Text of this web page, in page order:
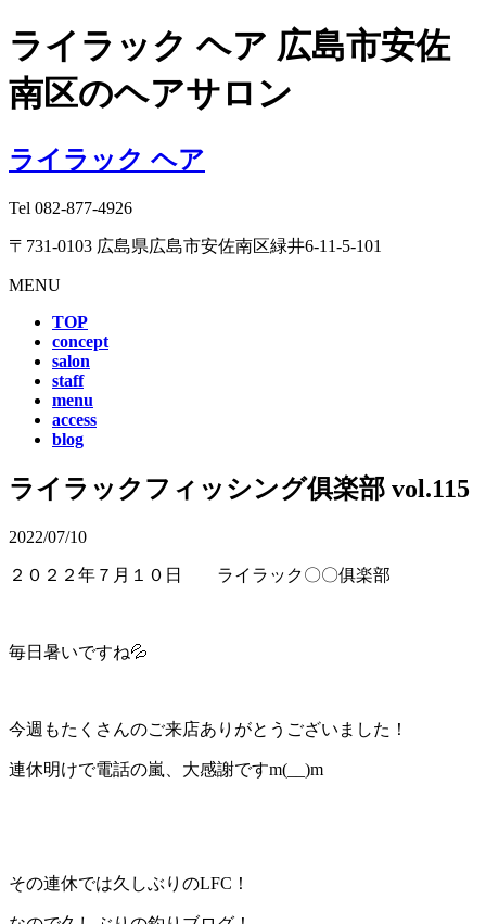
ライラック ヘア 広島市安佐
南区のヘアサロン
ライラック ヘア
Tel 082-877-4926
〒731-0103 広島県広島市安佐南区緑井6-11-5-101
MENU
TOP
concept
salon
staff
menu
access
blog
ライラックフィッシング俱楽部 vol.115
2022/07/10
２０２２年７月１０日 ライラック〇〇俱楽部
毎日暑いですね💦
今週もたくさんのご来店ありがとうございました！
連休明けで電話の嵐、大感謝ですm(__)m
その連休では久しぶりのLFC！